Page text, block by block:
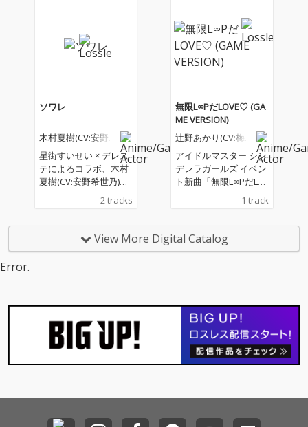
ソワレ
木村夏樹(CV:安野希
星街すいせい × デレス
テによるコラボ、木村
夏樹(CV:安野希世乃)が
「ソワレ」をカバー！
2 tracks
無限L∞PだLOVE♡ (GA
ME VERSION)
辻野あかり(CV:梅澤
(CV:牧野由依)、多
田李衣菜(CV:青木瑠
璃子)、神崎蘭子(C
V:内田真礼)、木村
夏樹(CV:安野希世
乃)、二宮飛鳥(CV:
リア(CV:生田輝)、
黒埼ちとせ(CV:佐倉
薫)
アイドルマスター シン
デレラガールズ イベン
ト新曲「無限L∞PだLO
1 track
View More Digital Catalog
Error.